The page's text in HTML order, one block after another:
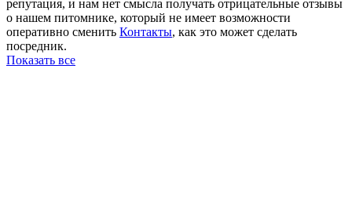
репутация, и нам нет смысла получать отрицательные отзывы
о нашем питомнике, который не имеет возможности
оперативно сменить Контакты, как это может сделать
посредник.
Показать все